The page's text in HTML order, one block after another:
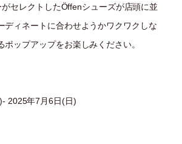
セレクトしたÖffenシューズが店頭に並
ディネートに合わせようかワクワクしな
ポップアップをお楽しみください。
2025年7月6日(日)